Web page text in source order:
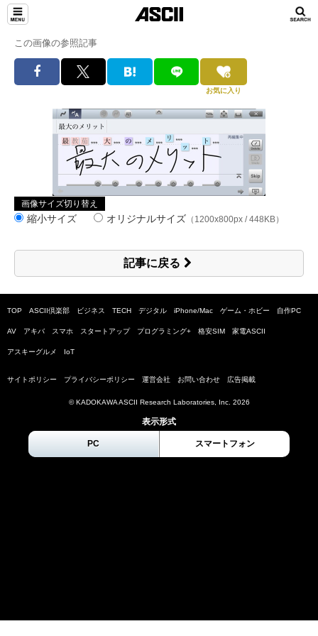
この画像の参照記事
お気に入り
画像サイズ切り替え
縮小サイズ オリジナルサイズ （1200x800px / 448KB）
記事に戻る
TOP ASCII倶楽部 ビジネス TECH デジタル iPhone/Mac ゲーム・ホビー 自作PC
AV アキバ スマホ スタートアップ プログラミング+ 格安SIM 家電ASCII
アスキーグルメ IoT
サイトポリシー プライバシーポリシー 運営会社 お問い合わせ 広告掲載
© KADOKAWA ASCII Research Laboratories, Inc. 2026
表示形式
PC スマートフォン